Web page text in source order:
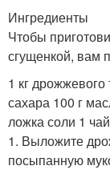
Ингредиенты
Чтобы
сгущенкой, вам
1 кг дрожжевого
сахара 100 г
ложка соли 1
1. Выложите
посыпанную